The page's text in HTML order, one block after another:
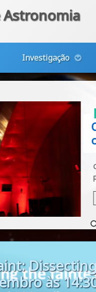
Astronomia
Investigação
às